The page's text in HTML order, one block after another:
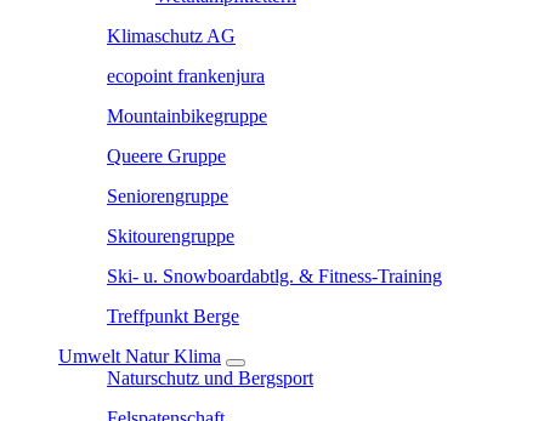
Klimaschutz AG
ecopoint frankenjura
Mountainbikegruppe
Queere Gruppe
Seniorengruppe
Skitourengruppe
Ski- u. Snowboardabtlg. & Fitness-Training
Treffpunkt Berge
Umwelt Natur Klima
Naturschutz und Bergsport